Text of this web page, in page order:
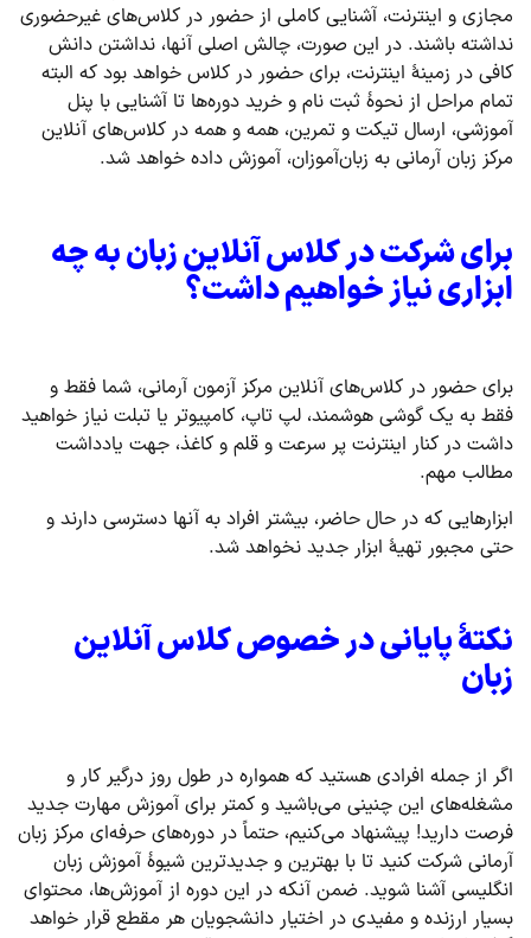
مجازی و اینترنت، آشنایی کاملی از حضور در کلاس‌های غیرحضوری
نداشته باشند. در این صورت، چالش اصلی آنها، نداشتن دانش
کافی در زمینۀ اینترنت، برای حضور در کلاس خواهد بود که البته
تمام مراحل از نحوۀ ثبت نام و خرید دوره‌ها تا آشنایی با پنل
آموزشی، ارسال تیکت و تمرین، همه و همه در کلاس‌های آنلاین
مرکز زبان آرمانی به زبان‌آموزان، آموزش داده خواهد شد.
برای شرکت در کلاس آنلاین زبان به چه
ابزاری نیاز خواهیم داشت؟
برای حضور در کلاس‌های آنلاین مرکز آزمون آرمانی، شما فقط و
فقط به یک گوشی هوشمند، لپ تاپ، کامپیوتر یا تبلت نیاز خواهید
داشت در کنار اینترنت پر سرعت و قلم و کاغذ، جهت یادداشت
مطالب مهم.
ابزارهایی که در حال حاضر، بیشتر افراد به آنها دسترسی دارند و
حتی مجبور تهیۀ ابزار جدید نخواهد شد.
نکتۀ پایانی در خصوص کلاس آنلاین
زبان
اگر از جمله افرادی هستید که همواره در طول روز درگیر کار و
مشغله‌های این چنینی می‌باشید و کمتر برای آموزش مهارت جدید
فرصت دارید! پیشنهاد می‌کنیم، حتماً در دوره‌های حرفه‌ای مرکز زبان
آرمانی شرکت کنید تا با بهترین و جدیدترین شیوۀ آموزش زبان
انگلیسی آشنا شوید. ضمن آنکه در این دوره از آموزش‌ها، محتوای
بسیار ارزنده و مفیدی در اختیار دانشجویان هر مقطع قرار خواهد